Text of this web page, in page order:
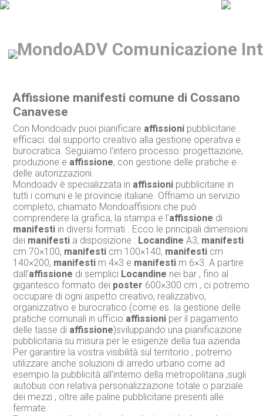
Affissione manifesti comune di Cossano
Canavese
Con Mondoadv puoi pianificare affissioni pubblicitarie
efficaci: dal supporto creativo alla gestione operativa e
burocratica. Seguiamo l’intero processo: progettazione,
produzione e affissione, con gestione delle pratiche e
delle autorizzazioni.
Mondoadv è specializzata in affissioni pubblicitarie in
tutti i comuni e le provincie italiane. Offriamo un servizio
completo, chiamato Mondoaffisioni che può
comprendere la grafica, la stampa e l’affissione di
manifesti in diversi formati . Ecco le principali dimensioni
dei manifesti a disposizione : Locandine A3, manifesti
cm 70×100, manifesti cm 100×140, manifesti cm
140×200, manifesti m 4×3 e manifesti m 6×3. A partire
dall’affissione di semplici Locandine nei bar , fino al
gigantesco formato dei poster 600×300 cm , ci potremo
occupare di ogni aspetto creativo, realizzativo,
organizzativo e burocratico (come es. la gestione delle
pratiche comunali in ufficio affissioni per il pagamento
delle tasse di affissione)sviluppando una pianificazione
pubblicitaria su misura per le esigenze della tua azienda.
Per garantire la vostra visibilità sul territorio , potremo
utilizzare anche soluzioni di arredo urbano come ad
esempio la pubblicità all’interno della metropolitana ,sugli
autobus con relativa personalizzazione totale o parziale
dei mezzi , oltre alle paline pubblicitarie presenti alle
fermate.